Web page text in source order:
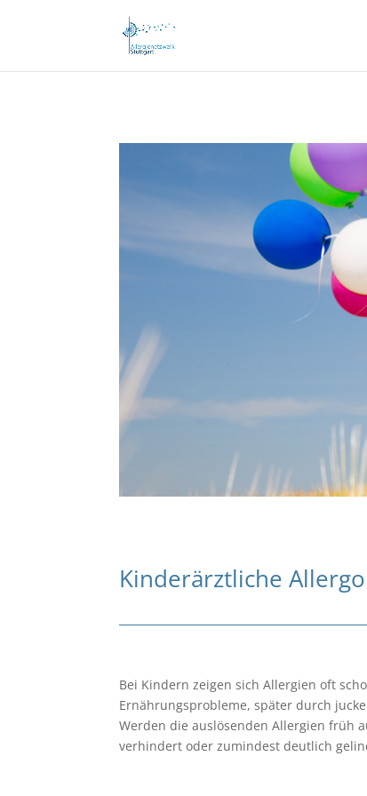
Kinderärztliche
Bei Kindern zeigen sich Allergien oft
Ernährungsprobleme, später durch
Werden die auslösenden Allergien früh
verhindert oder zumindest deutlich